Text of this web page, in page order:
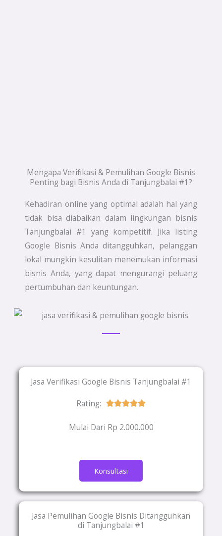
Mengapa Verifikasi & Pemulihan Google Bisnis
Penting bagi Bisnis Anda di Tanjungbalai #1?
Kehadiran online yang optimal adalah hal yang
tidak bisa diabaikan dalam lingkungan bisnis
Tanjungbalai #1 yang kompetitif. Jika listing
Google Bisnis Anda ditangguhkan, pelanggan
lokal mungkin kesulitan menemukan informasi
bisnis Anda, yang dapat mengurangi peluang
pertumbuhan dan keuntungan.
Jasa Verifikasi Google Bisnis Tanjungbalai #1
Rating:
Rated
out
Mulai Dari Rp 2.000.000
Konsultasi
Jasa Pemulihan Google Bisnis Ditangguhkan
di Tanjungbalai #1